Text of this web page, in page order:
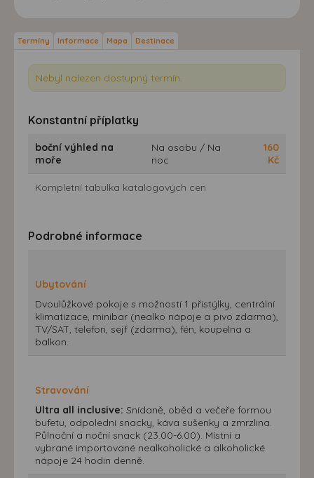
Termíny Informace Mapa Destinace
Nebyl nalezen dostupný termín.
Konstantní příplatky
boční výhled na
moře
Na osobu / Na
noc
160
Kč
Kompletní tabulka katalogových cen
Podrobné informace
Ubytování
Dvoulůžkové pokoje s možností 1 přistýlky, centrální
klimatizace, minibar (nealko nápoje a pivo zdarma),
TV/SAT, telefon, sejf (zdarma), fén, koupelna a
balkon.
Stravování
Ultra all inclusive: Snídaně, oběd a večeře formou
bufetu, odpolední snacky, káva sušenky a zmrzlina.
Půlnoční a noční snack (23.00-6.00). Místní a
vybrané importované nealkoholické a alkoholické
nápoje 24 hodin denně.